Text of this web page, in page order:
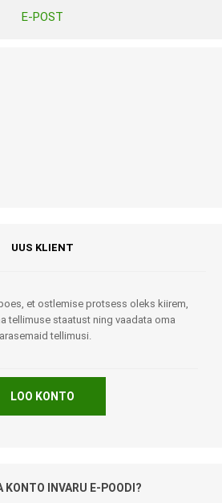
E-POST
UUS KLIENT
et ostlemise protsess oleks kiirem,
tellimuse staatust ning vaadata oma
tellimusi.
LOO KONTO
KONTO INVARU E-POODI?